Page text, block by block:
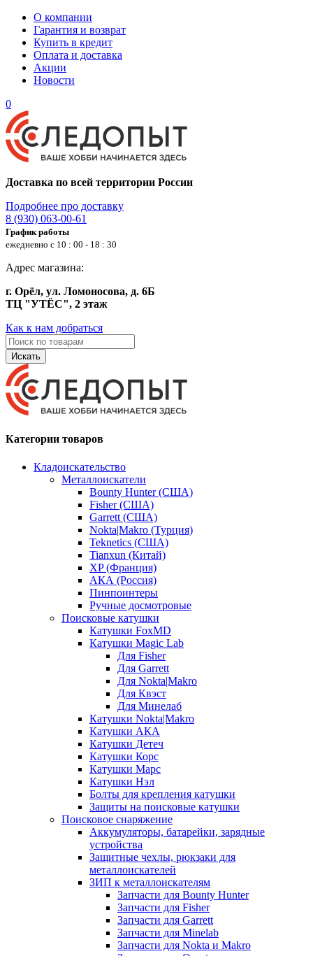
О компании
Гарантия и возврат
Купить в кредит
Оплата и доставка
Акции
Новости
0
Доставка по всей территории России
Подробнее про доставку
8 (930) 063-00-61
График работы
ежедневно с 10 : 00 - 18 : 30
Адрес магазина:
г. Орёл, ул. Ломоносова, д. 6Б
ТЦ "УТЁС", 2 этаж
Как к нам добраться
Искать
Категории товаров
Кладоискательство
Металлоискатели
Bounty Hunter (США)
Fisher (США)
Garrett (США)
Nokta|Makro (Турция)
Teknetics (США)
Tianxun (Китай)
XP (Франция)
АКА (Россия)
Пинпоинтеры
Ручные досмотровые
Поисковые катушки
Катушки FoxMD
Катушки Magic Lab
Для Fisher
Для Garrett
Для Nokta|Makro
Для Квэст
Для Минелаб
Катушки Nokta|Makro
Катушки АКА
Катушки Детеч
Катушки Корс
Катушки Марс
Катушки Нэл
Болты для крепления катушки
Защиты на поисковые катушки
Поисковое снаряжение
Аккумуляторы, батарейки, зарядные
устройства
Защитные чехлы, рюкзаки для
металлоискателей
ЗИП к металлоискателям
Запчасти для Bounty Hunter
Запчасти для Fisher
Запчасти для Garrett
Запчасти для Minelab
Запчасти для Nokta и Makro